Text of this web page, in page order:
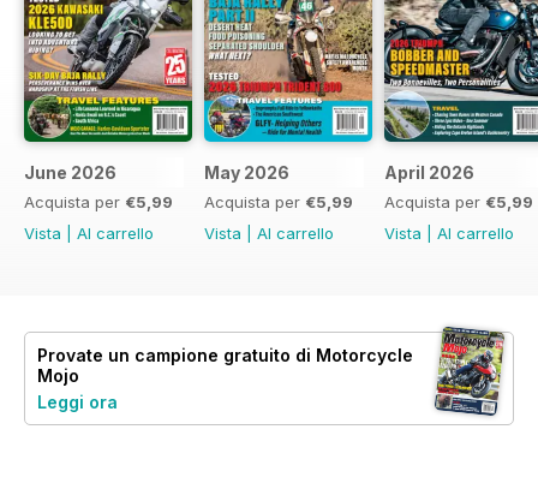
June 2026
Acquista per €5,99
Vista
Al carrello
May 2026
Acquista per €5,99
Vista
Al carrello
April 2026
Acquista per €5,99
Vista
Al carrello
Provate un campione gratuito di Motorcycle
Mojo
Leggi ora